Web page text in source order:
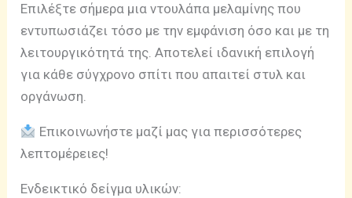
Επιλέξτε σήμερα μια ντουλάπα μελαμίνης που
εντυπωσιάζει τόσο με την εμφάνιση όσο και με τη
λειτουργικότητά της. Αποτελεί ιδανική επιλογή
για κάθε σύγχρονο σπίτι που απαιτεί στυλ και
οργάνωση.
Επικοινωνήστε μαζί μας για περισσότερες
λεπτομέρειες!
Ενδεικτικό δείγμα υλικών: